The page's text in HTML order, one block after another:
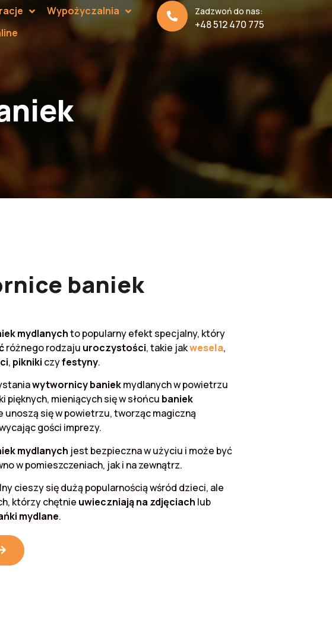
Wypożyczalnia
Zadzwoń do nas:
+48 512 470 775
baniek
mydlanychto popularny efekt specjalny, który
różnego rodzaju uroczystości, takie jakwesela,
, pikniki czyfestyny.
wytwornicy baniekmydlanych w powietrzu
pięknych, mieniących się w słońcu baniek
unoszą się w powietrzu, tworząc magiczną
gości imprezy.
mydlanych jest bezpieczna w użyciu i może być
w pomieszczeniach, jak i na zewnątrz.
cieszy się dużą popularnością wśród dzieci, ale
którzy chętnie uwieczniają na zdjęciach lub
mydlane.